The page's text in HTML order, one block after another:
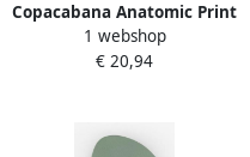
Copacabana Anatomic Print
XII dames teenslippers wit
1 webshop
€ 20,94